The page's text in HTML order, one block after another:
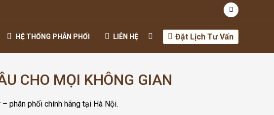
HỆ THỐNG PHÂN PHỐI LIÊN HỆ Đặt Lịch Tư Vấn
CHO MỌI KHÔNG GIAN
phân phối chính hãng tại Hà Nội.